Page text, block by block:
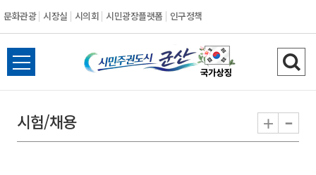
문화관광 시장실 시의회 시민광장플랫폼 인구정책
시
민
전
체
뉴
열
검
색
기
시험/채용 + -